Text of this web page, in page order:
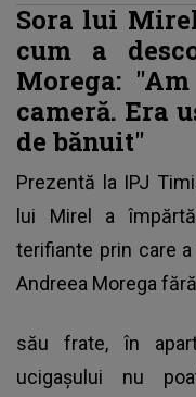
Sora lui
cum a
Morega:
cameră. Era
de bănuit"
Prezentă la IPJ
lui Mirel a
terifiante prin care
Andreea Morega
său frate, în
ucigaşului nu